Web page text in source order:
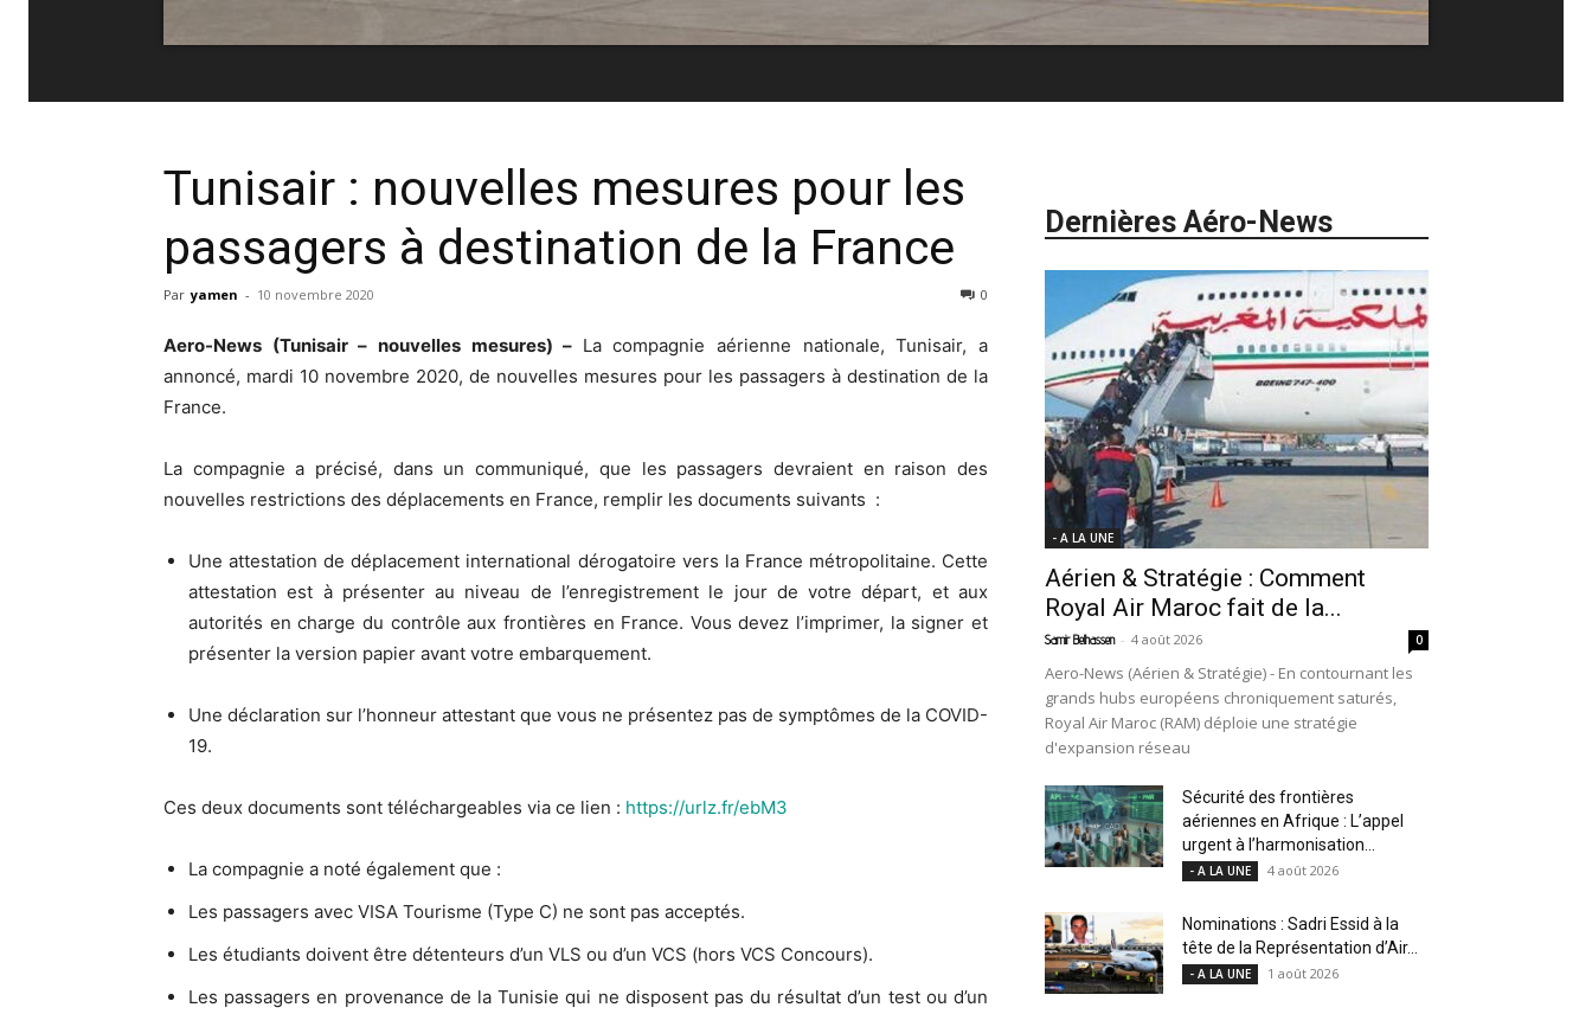
Tunisair : nouvelles mesures pour les
passagers à destination de la France
Par yamen - 10 novembre 2020 0
Aero-News (Tunisair – nouvelles mesures) – La compagnie aérienne nationale, Tunisair, a
annoncé, mardi 10 novembre 2020, de nouvelles mesures pour les passagers à destination de la
France.
La compagnie a précisé, dans un communiqué, que les passagers devraient en raison des
nouvelles restrictions des déplacements en France, remplir les documents suivants :
Une attestation de déplacement international dérogatoire vers la France métropolitaine. Cette
attestation est à présenter au niveau de l’enregistrement le jour de votre départ, et aux
autorités en charge du contrôle aux frontières en France. Vous devez l’imprimer, la signer et
présenter la version papier avant votre embarquement.
Une déclaration sur l’honneur attestant que vous ne présentez pas de symptômes de la COVID-
19.
Ces deux documents sont téléchargeables via ce lien : https://urlz.fr/ebM3
La compagnie a noté également que :
Les passagers avec VISA Tourisme (Type C) ne sont pas acceptés.
Les étudiants doivent être détenteurs d’un VLS ou d’un VCS (hors VCS Concours).
Les passagers en provenance de la Tunisie qui ne disposent pas du résultat d’un test ou d’un
Dernières Aéro-News
- A LA UNE
Aérien & Stratégie : Comment
Royal Air Maroc fait de la...
Samir Belhassen - 4 août 2026 0
Aero-News (Aérien & Stratégie) - En contournant les
grands hubs européens chroniquement saturés,
Royal Air Maroc (RAM) déploie une stratégie
d'expansion réseau
Sécurité des frontières
aériennes en Afrique : L’appel
urgent à l’harmonisation...
- A LA UNE 4 août 2026
Nominations : Sadri Essid à la
tête de la Représentation d’Air...
- A LA UNE 1 août 2026